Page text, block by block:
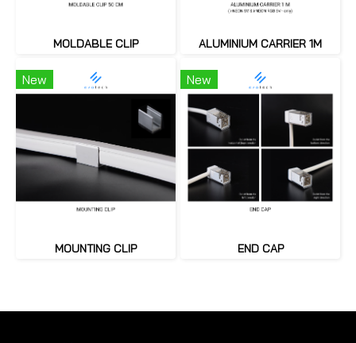
MOLDABLE CLIP ALUMINIUM CARRIER 1M
New
MOUNTING CLIP
New
END CAP